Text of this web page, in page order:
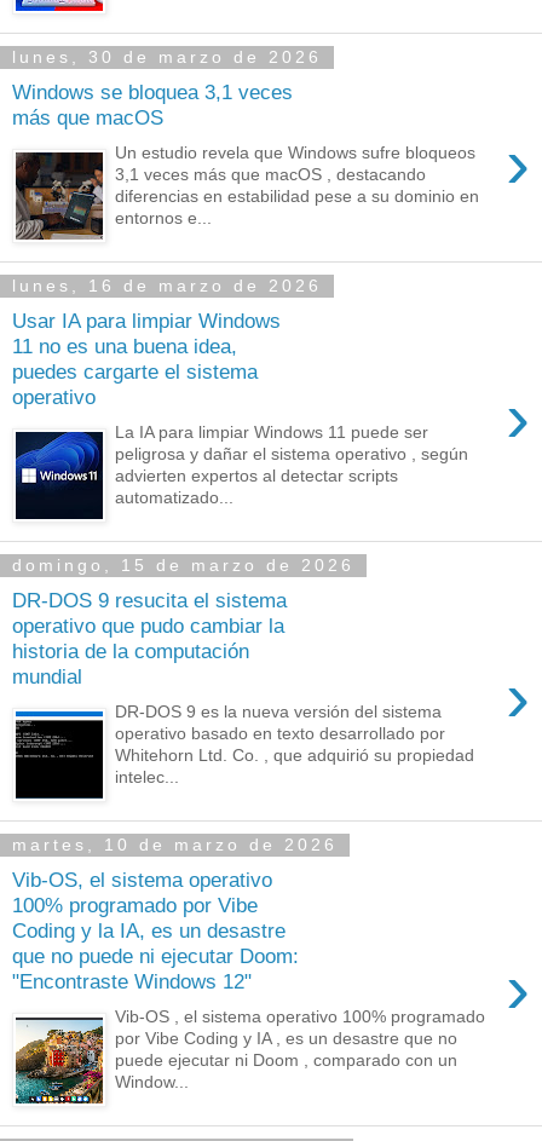
lunes, 30 de marzo de 2026
Windows se bloquea 3,1 veces
más que macOS
›
Un estudio revela que Windows sufre bloqueos
3,1 veces más que macOS , destacando
diferencias en estabilidad pese a su dominio en
entornos e...
lunes, 16 de marzo de 2026
Usar IA para limpiar Windows
11 no es una buena idea,
puedes cargarte el sistema
operativo
›
La IA para limpiar Windows 11 puede ser
peligrosa y dañar el sistema operativo , según
advierten expertos al detectar scripts
automatizado...
domingo, 15 de marzo de 2026
DR-DOS 9 resucita el sistema
operativo que pudo cambiar la
historia de la computación
mundial
›
DR-DOS 9 es la nueva versión del sistema
operativo basado en texto desarrollado por
Whitehorn Ltd. Co. , que adquirió su propiedad
intelec...
martes, 10 de marzo de 2026
Vib-OS, el sistema operativo
100% programado por Vibe
Coding y la IA, es un desastre
que no puede ni ejecutar Doom:
"Encontraste Windows 12"
›
Vib-OS , el sistema operativo 100% programado
por Vibe Coding y IA , es un desastre que no
puede ejecutar ni Doom , comparado con un
Window...